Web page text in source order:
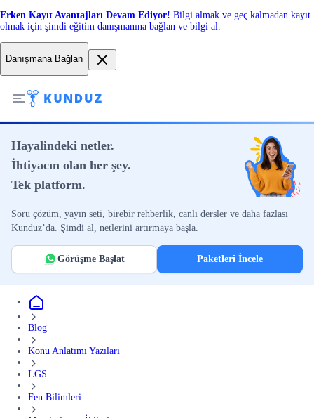
Erken Kayıt Avantajları Devam Ediyor! Bilgi almak ve geç kalmadan kayıt
olmak için şimdi eğitim danışmanına bağlan ve bilgi al.
Danışmana Bağlan
Hayalindeki netler.
İhtiyacın olan her şey.
Tek platform.
Soru çözüm, yayın seti, birebir rehberlik, canlı dersler ve daha fazlası
Kunduz’da. Şimdi al, netlerini artırmaya başla.
Görüşme Başlat Paketleri İncele
Blog
Konu Anlatımı Yazıları
LGS
Fen Bilimleri